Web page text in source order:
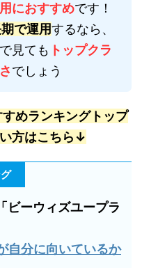
におすすめです！
で運用するなら、
見ても トップクラ
でしょう
めランキングトップ
方はこちら↓
ビーウィズユープラ
自分に向いているか